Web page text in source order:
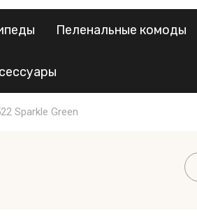
Пеленальные комоды
Sparkle Green